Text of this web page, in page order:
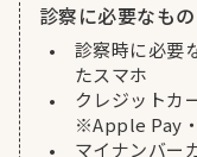
診察に必要なもの
診察時に必要
たスマホ
クレジットカ
※Apple Pay・
マイナンバー